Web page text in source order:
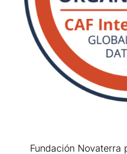
Fundación Novaterra